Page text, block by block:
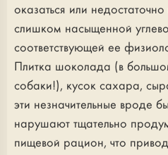
оказаться или
слишком насыщенной
соответствующей ее
Плитка шоколада (в
собаки!), кусок сахара,
эти незначительные вроде
нарушают тщательно
пищевой рацион, что